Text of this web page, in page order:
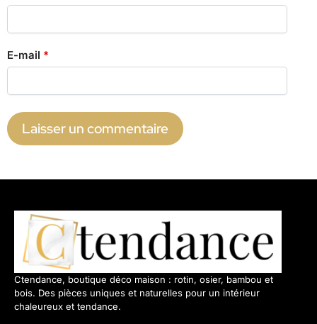
E-mail *
Ctendance, boutique déco maison : rotin, osier, bambou et
bois. Des pièces uniques et naturelles pour un intérieur
chaleureux et tendance.